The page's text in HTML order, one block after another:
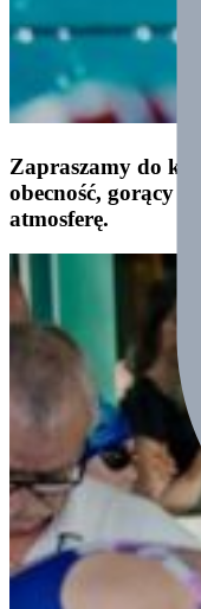
Zapraszamy do
obecność, gorący
atmosferę.